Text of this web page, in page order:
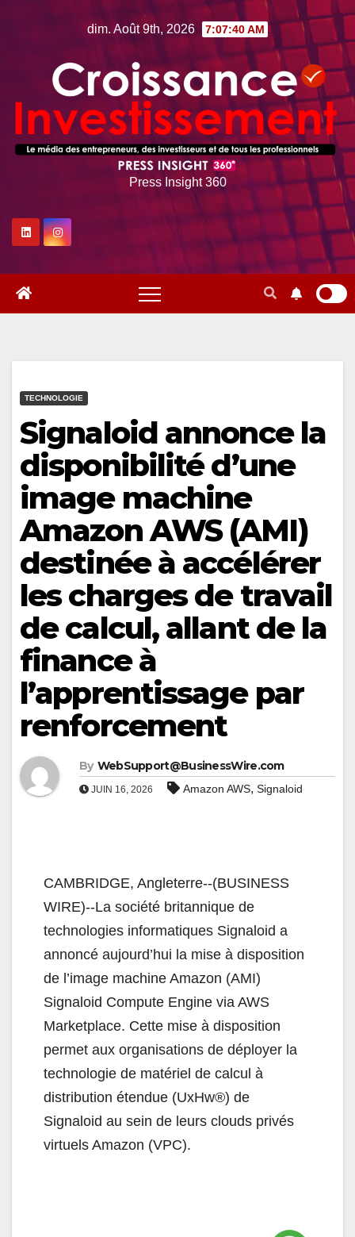
dim. Août 9th, 2026 7:07:41 AM
Press Insight 360
TECHNOLOGIE
Signaloid annonce la
disponibilité d’une
image machine
Amazon AWS (AMI)
destinée à accélérer
les charges de travail
de calcul, allant de la
finance à
l’apprentissage par
renforcement
By WebSupport@BusinessWire.com
JUIN 16, 2026 Amazon AWS, Signaloid
CAMBRIDGE, Angleterre--(BUSINESS
WIRE)--La société britannique de
technologies informatiques Signaloid a
annoncé aujourd’hui la mise à disposition
de l’image machine Amazon (AMI)
Signaloid Compute Engine via AWS
Marketplace. Cette mise à disposition
permet aux organisations de déployer la
technologie de matériel de calcul à
distribution étendue (UxHw®) de
Signaloid au sein de leurs clouds privés
virtuels Amazon (VPC).